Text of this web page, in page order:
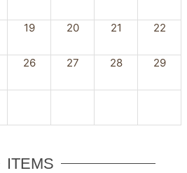
19 20 21 22
26 27 28 29
ITEMS